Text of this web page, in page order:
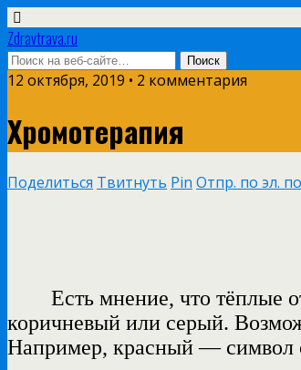
Zdravtrava.ru
12 октября, 2019 • 2 комментария
Хромотерапия
Поделиться Твитнуть Pin Отпр. по эл.
Есть мнение, что тёплые
коричневый или серый.
Например, красный — символ